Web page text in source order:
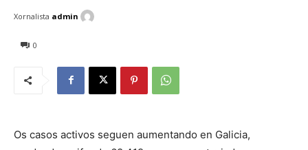
0
Xornalista admin
Os casos activos seguen aumentando en Galicia,